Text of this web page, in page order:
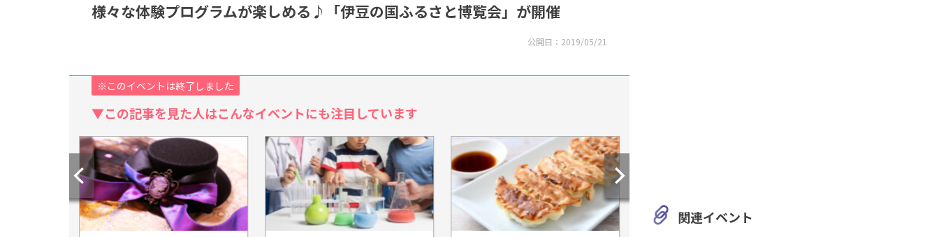
様々な体験プログラムが楽しめる♪「伊豆の国ふるさと博覧会」が開催
公開日： 2019/05/21
※このイベントは終了しました
▼この記事を見た人はこんなイベントにも注目しています
関連イベント